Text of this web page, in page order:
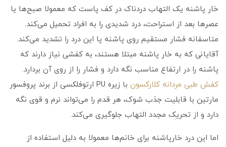
خار پاشنه یک التهاب دردناک در کف پاست که معمولا صبح‌ها یا
عصر‌ها بعد از استراحت، درد شدیدی را به افراد تحمیل می‌کند.
متاسفانه فشار مستقیم روی پاشنه پا این درد را تشدید می‌کند.
آقایانی که به خار پاشنه مبتلا هستند، به کفشی نیاز دارند که
پاشنه را در ارتفاع مناسب نگه دارد و فشار را از روی آن بردارد.
کفش طبی مردانه کلارکسون
با زیره PU ارتوفلکسی از برند پروفسور
مارتین با قابلیت جذب شوک، هر قدم را می‌تواند نرم و قوی نگه‌
دارد و از تحریک مجدد التهاب جلوگیری می‌کند.
اما این درد خارپاشنه برای خانم‌ها معمولا به دلیل استفاده از